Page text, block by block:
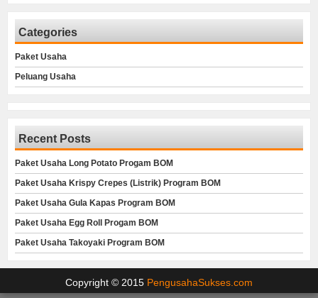
Categories
Paket Usaha
Peluang Usaha
Recent Posts
Paket Usaha Long Potato Progam BOM
Paket Usaha Krispy Crepes (Listrik) Program BOM
Paket Usaha Gula Kapas Program BOM
Paket Usaha Egg Roll Progam BOM
Paket Usaha Takoyaki Program BOM
Copyright © 2015 PengusahaSukses.com